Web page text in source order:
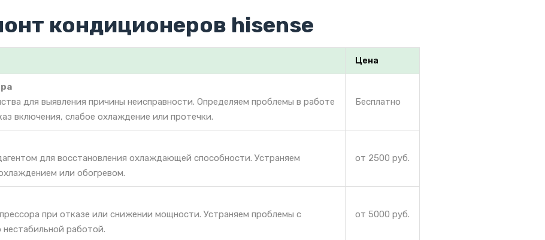
кондиционеров hisense
Цена
для выявления причины неисправности. Определяем проблемы в работе
включения, слабое охлаждение или протечки.
Бесплатно
для восстановления охлаждающей способности. Устраняем
или обогревом.
от 2500 руб.
при отказе или снижении мощности. Устраняем проблемы с
работой.
от 5000 руб.